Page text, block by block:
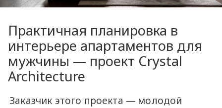
Практичная планировка в
интерьере апартаментов для
мужчины — проект Crystal
Architecture
Заказчик этого проекта — молодой